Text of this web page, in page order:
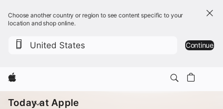
Choose another country or region to see content specific to your
location and shop online.
United States Continue
Apple
Today at Apple